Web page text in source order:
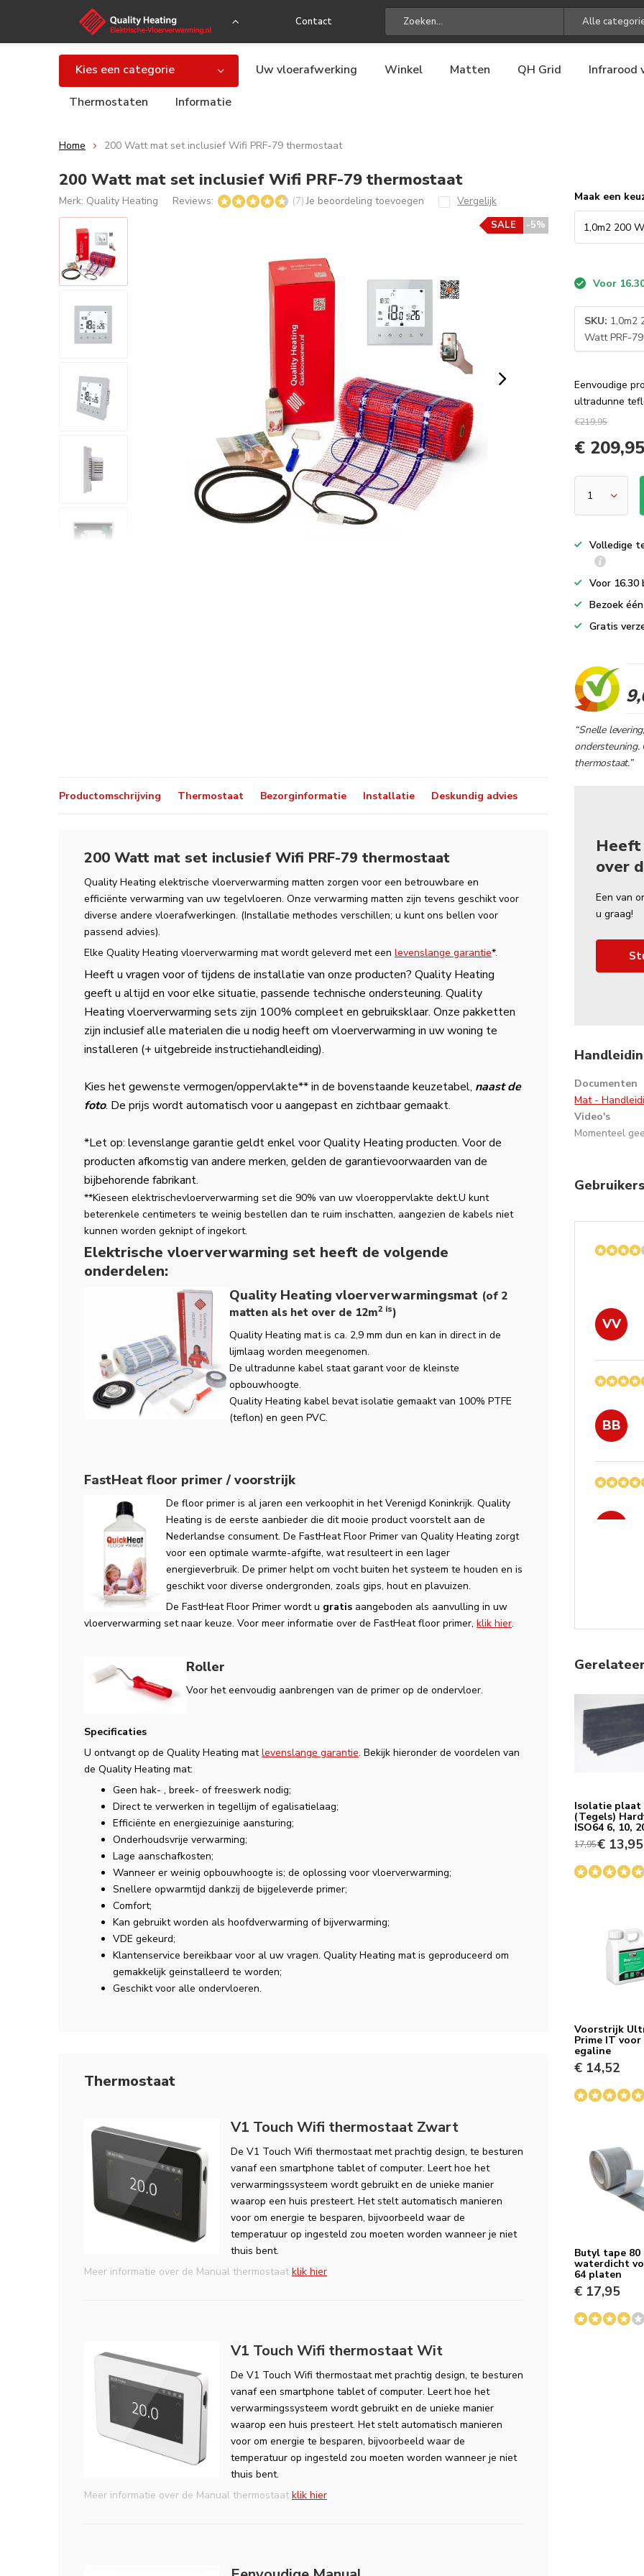
Contact Alle
Kies een categorie Uw vloerafwerking Winkel Matten QH Grid Infrarood
Thermostaten Informatie
Home 200 Watt mat set inclusief Wifi PRF-79 thermostaat
200 Watt mat set inclusief Wifi PRF-79 thermostaat
Merk: Quality Heating Reviews: (7) Je beoordeling toevoegen Vergelijk
-5%
SALE
Maak een
Voor
SKU: 1,0m2
Watt PRF-79
Eenvoudige
ultradunne
€219,95
€
Volledige
Voor
Bezoek
Gratis
“Snelle
ondersteuning.
thermostaat.”
Productomschrijving Thermostaat Bezorginformatie Installatie Deskundig advies
200 Watt mat set inclusief Wifi PRF-79 thermostaat
Quality Heating elektrische vloerverwarming matten zorgen voor een betrouwbare en
efficiënte verwarming van uw tegelvloeren. Onze verwarming matten zijn tevens geschikt voor
diverse andere vloerafwerkingen. (Installatie methodes verschillen; u kunt ons bellen voor
passend advies).
Elke Quality Heating vloerverwarming mat wordt geleverd met een levenslange garantie*.
Heeft u vragen voor of tijdens de installatie van onze producten? Quality Heating
geeft u altijd en voor elke situatie, passende technische ondersteuning. Quality
Heating vloerverwarming sets zijn 100% compleet en gebruiksklaar. Onze pakketten
zijn inclusief alle materialen die u nodig heeft om vloerverwarming in uw woning te
installeren (+ uitgebreide instructiehandleiding).
Kies het gewenste vermogen/oppervlakte** in de bovenstaande keuzetabel, naast de
foto. De prijs wordt automatisch voor u aangepast en zichtbaar gemaakt.
*Let op: levenslange garantie geldt enkel voor Quality Heating producten. Voor de
producten afkomstig van andere merken, gelden de garantievoorwaarden van de
bijbehorende fabrikant.
**Kieseen elektrischevloerverwarming set die 90% van uw vloeroppervlakte dekt.U kunt
beterenkele centimeters te weinig bestellen dan te ruim inschatten, aangezien de kabels niet
kunnen worden geknipt of ingekort.
Elektrische vloerverwarming set heeft de volgende
onderdelen:
Quality Heating vloerverwarmingsmat (of 2
matten als het over de 12m2 is)
Quality Heating mat is ca. 2,9 mm dun en kan in direct in de
lijmlaag worden meegenomen.
De ultradunne kabel staat garant voor de kleinste
opbouwhoogte.
Quality Heating kabel bevat isolatie gemaakt van 100% PTFE
(teflon) en geen PVC.
FastHeat floor primer / voorstrijk
De floor primer is al jaren een verkoophit in het Verenigd Koninkrijk. Quality
Heating is de eerste aanbieder die dit mooie product voorstelt aan de
Nederlandse consument. De FastHeat Floor Primer van Quality Heating zorgt
voor een optimale warmte-afgifte, wat resulteert in een lager
energieverbruik. De primer helpt om vocht buiten het systeem te houden en is
geschikt voor diverse ondergronden, zoals gips, hout en plavuizen.
De FastHeat Floor Primer wordt u gratis aangeboden als aanvulling in uw
vloerverwarming set naar keuze. Voor meer informatie over de FastHeat floor primer, klik hier.
Roller
Voor het eenvoudig aanbrengen van de primer op de ondervloer.
Specificaties
U ontvangt op de Quality Heating matlevenslange garantie. Bekijk hieronder de voordelen van
de Quality Heating mat:
Geen hak- , breek- of freeswerk nodig;
Direct te verwerken in tegellijm of egalisatielaag;
Efficiënte en energiezuinige aansturing;
Onderhoudsvrije verwarming;
Lage aanschafkosten;
Wanneer er weinig opbouwhoogte is; de oplossing voor vloerverwarming;
Snellere opwarmtijd dankzij de bijgeleverde primer;
Comfort;
Kan gebruikt worden als hoofdverwarming of bijverwarming;
VDE gekeurd;
Klantenservice bereikbaar voor al uw vragen. Quality Heating mat is geproduceerd om
gemakkelijk geinstalleerd te worden;
Geschikt voor alle ondervloeren.
Thermostaat
V1 Touch Wifi thermostaat Zwart
De V1 Touch Wifi thermostaat met prachtig design, te besturen
vanaf een smartphone tablet of computer. Leert hoe het
verwarmingssysteem wordt gebruikt en de unieke manier
waarop een huis presteert. Het stelt automatisch manieren
voor om energie te besparen, bijvoorbeeld waar de
temperatuur op ingesteld zou moeten worden wanneer je niet
thuis bent.
Meer informatie over de Manual thermostaat klik hier
V1 Touch Wifi thermostaat Wit
De V1 Touch Wifi thermostaat met prachtig design, te besturen
vanaf een smartphone tablet of computer. Leert hoe het
verwarmingssysteem wordt gebruikt en de unieke manier
waarop een huis presteert. Het stelt automatisch manieren
voor om energie te besparen, bijvoorbeeld waar de
temperatuur op ingesteld zou moeten worden wanneer je niet
thuis bent.
Meer informatie over de Manual thermostaat klik hier
Heeft
over
Een van
u graag!
Documenten
Mat -
Video's
Momenteel
VV
BB
KS
RH
Isolatie plaat
(Tegels)
ISO64 6, 10,
17,95€ 13,95
Voorstrijk
Prime IT voor
egaline
€ 14,52
Butyl tape 80
waterdicht
64 platen
€ 17,95